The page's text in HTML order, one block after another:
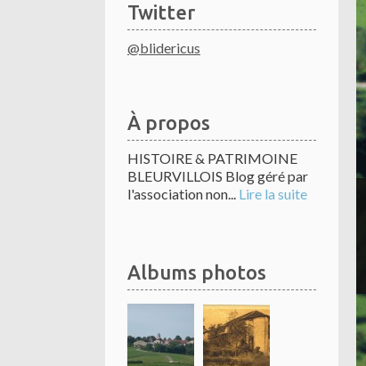
Twitter
@blidericus
À propos
HISTOIRE & PATRIMOINE
BLEURVILLOIS Blog géré par
l'association non... Lire la suite
Albums photos